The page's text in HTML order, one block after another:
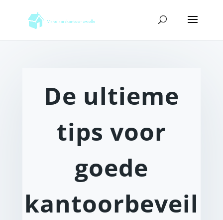
De ultieme
tips voor
goede
kantoorbeveil